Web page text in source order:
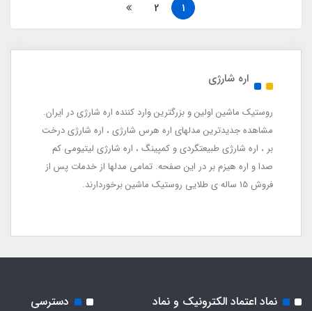
1
2
اره شارژی
روستیک ماشین اولین و بزرگترین وارد کننده اره شارژی در ایران.
مشاهده جدیدترین مدلهای اره هرس شارژی ، اره شارژی درخت
بر ، اره شارژی طبیعتگردی و کمپینگ ، اره شارژی لیتیومی کم
صدا و اره هیزم بر در این صفحه. تمامی مدلها از خدمات پس از
فروش 15 ساله ی طلایی روستیک ماشین برخوردارند.
نماد اعتماد الکترونیک و نماد
دسترسی